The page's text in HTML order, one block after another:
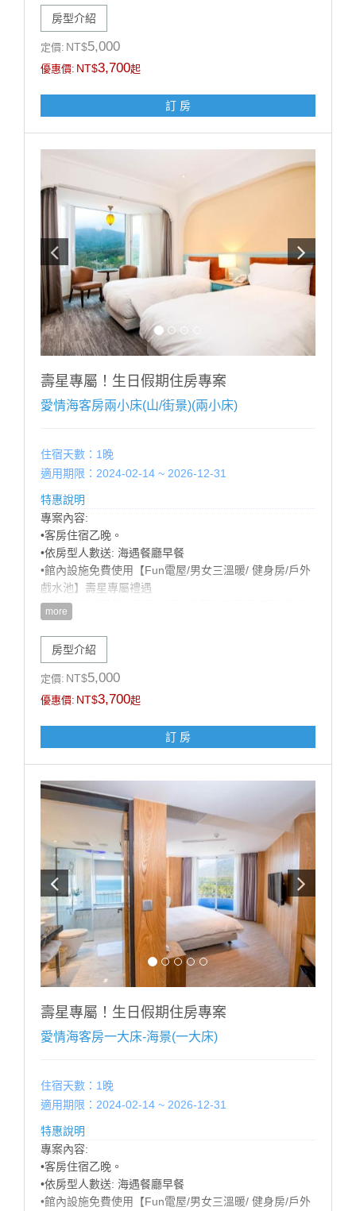
•歡樂生日佈置（英文字母+造型氣球+造型佈置），可備
註佈置風格偏兒童或成人，以飯店實際佈置為主）
【加價購優惠】: 甩尾車車票 買1送1 (戶外空間，需視天
候開放)
注意事項:
1.此專案限當月壽星方得使用，需於辦理入住時出示有
效證件，以國曆生日為認定標準，如無當月壽星入住則
依現場價補足佈置差額$1200元。
2.本案需至少提早5天前訂房，符合優惠之壽星每日限訂
1房，恕不得與其他優惠同時合併使用。
3.飯店保留取消與修改專案內容之權利。
------------------------------------------------
■每房每晚加人加價:【加人加價說明】 (加價含:早餐設
施無加床)
■未滿 4 歲；不佔床免費招待至多2位
■滿 4 歲 ∼ 未滿 12 歲；每位每晚加收 $500。
■12歲以上；每位每晚加收 $1000。
※ 增加床墊帳篷（2選1）含寢具（須依現場房況）每個
每晚加收$500。
※ 如超出房型住宿人數，請提前告知，並依現場規定加
收加人費用。
100CM以下 酌收清潔費$50 嬰幼兒：80cm以下免費
房型介紹
定價: NT$5,000
優惠價: NT$3,700起
訂 房
壽星專屬！生日假期住房專案
愛情海客房兩小床(山/街景)(兩小床)
住宿天數：1晚
適用期限：2024-02-14 ~ 2026-12-31
特惠說明
專案內容:
•客房住宿乙晚。
•依房型人數送: 海遇餐廳早餐
•館內設施免費使用【Fun電屋/男女三溫暖/ 健身房/戶外
戲水池】壽星專屬禮遇
•預定房型『愛情海客房』享有升等海景客房優惠 (需依
當日房況，官網山/海景同價，數量有限，先訂先贏!)
•歡樂生日佈置（英文字母+造型氣球+造型佈置），可備
註佈置風格偏兒童或成人，以飯店實際佈置為主）
【加價購優惠】: 甩尾車車票 買1送1 (戶外空間，需視天
候開放)
注意事項:
1.此專案限當月壽星方得使用，需於辦理入住時出示有
效證件，以國曆生日為認定標準，如無當月壽星入住則
依現場價補足佈置差額$1200元。
2.本案需至少提早5天前訂房，符合優惠之壽星每日限訂
1房，恕不得與其他優惠同時合併使用。
3.飯店保留取消與修改專案內容之權利。
------------------------------------------------
■每房每晚加人加價:【加人加價說明】 (加價含:早餐設
施無加床)
■未滿 4 歲；不佔床免費招待至多2位
■滿 4 歲 ∼ 未滿 12 歲；每位每晚加收 $500。
■12歲以上；每位每晚加收 $1000。
※ 增加床墊帳篷（2選1）含寢具（須依現場房況）每個
每晚加收$500。
※ 如超出房型住宿人數，請提前告知，並依現場規定加
收加人費用。
100CM以下 酌收清潔費$50 嬰幼兒：80cm以下免費
more
房型介紹
定價: NT$5,000
優惠價: NT$3,700起
訂 房
壽星專屬！生日假期住房專案
愛情海客房一大床-海景(一大床)
住宿天數：1晚
適用期限：2024-02-14 ~ 2026-12-31
特惠說明
專案內容:
•客房住宿乙晚。
•依房型人數送: 海遇餐廳早餐
•館內設施免費使用【Fun電屋/男女三溫暖/ 健身房/戶外